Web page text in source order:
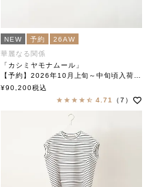
NEW 予約
26AW
華麗なる関係
「カシミヤモナムール」
【予約】2026年10月上旬～中旬頃入荷予定
「Cashmere Mon Amour」
soutiencollar（ステンカラー）
¥90,200税込
4.71
（7）